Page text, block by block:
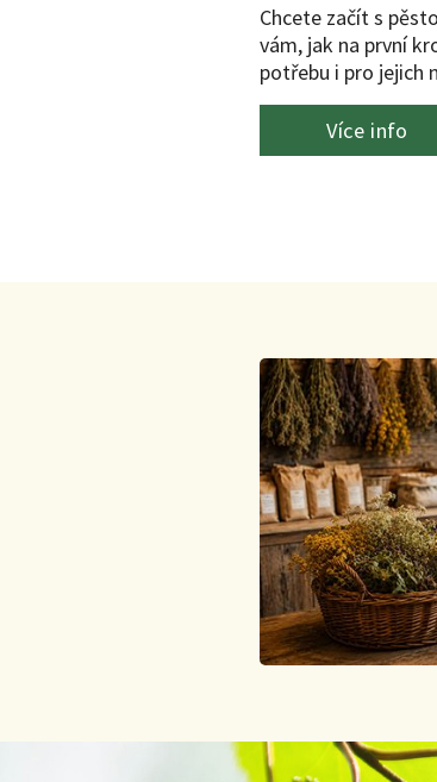
Chcete začít s
vám, jak na první
potřebu i pro jejich
Více info